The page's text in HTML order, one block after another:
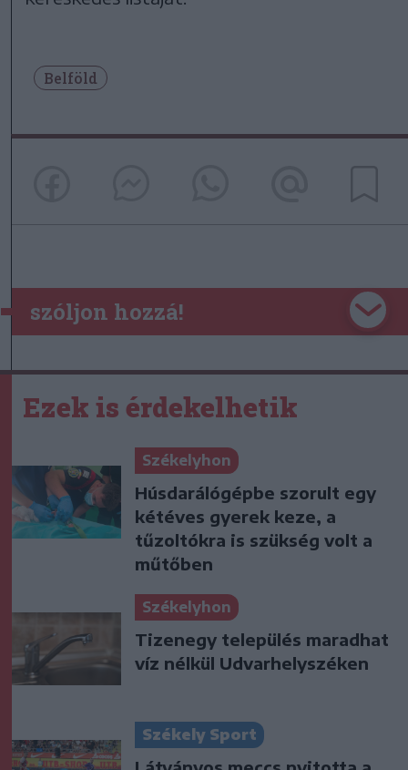
Belföld
szóljon hozzá!
Ezek is érdekelhetik
Székelyhon
Húsdarálógépbe szorult egy
kétéves gyerek keze, a
tűzoltókra is szükség volt a
műtőben
Székelyhon
Tizenegy település maradhat
víz nélkül Udvarhelyszéken
Székely Sport